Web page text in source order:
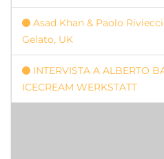
Asad Khan & Paolo
Gelato, UK
INTERVISTA A ALBERTO
ICECREAM WERKSTATT